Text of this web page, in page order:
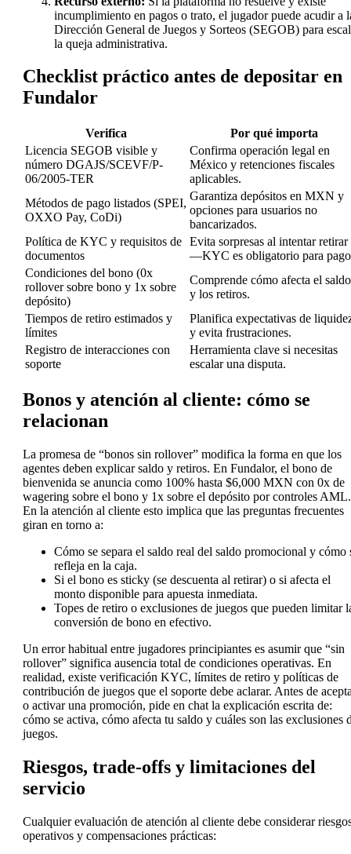
incumplimiento en pagos o trato, el jugador puede acudir a
Dirección General de Juegos y Sorteos (SEGOB) para
la queja administrativa.
Checklist práctico antes de depositar en
Fundalor
Verifica
Por qué importa
Licencia SEGOB visible y
número DGAJS/SCEVF/P-
06/2005-TER
Confirma operación legal en
México y retenciones fiscales
aplicables.
Métodos de pago listados (SPEI,
OXXO Pay, CoDi)
Garantiza depósitos en MXN y
opciones para usuarios no
bancarizados.
Política de KYC y requisitos de
documentos
Evita sorpresas al intentar retirar
—KYC es obligatorio para
Condiciones del bono (0x
rollover sobre bono y 1x sobre
depósito)
Comprende cómo afecta el saldo
y los retiros.
Tiempos de retiro estimados y
límites
Planifica expectativas de
y evita frustraciones.
Registro de interacciones con
soporte
Herramienta clave si necesitas
escalar una disputa.
Bonos y atención al cliente: cómo se
relacionan
La promesa de “bonos sin rollover” modifica la forma en que los
agentes deben explicar saldo y retiros. En Fundalor, el bono de
bienvenida se anuncia como 100% hasta $6,000 MXN con 0x de
wagering sobre el bono y 1x sobre el depósito por controles AML.
En la atención al cliente esto implica que las preguntas frecuentes
giran en torno a:
Cómo se separa el saldo real del saldo promocional y cómo
refleja en la caja.
Si el bono es sticky (se descuenta al retirar) o si afecta el
monto disponible para apuesta inmediata.
Topes de retiro o exclusiones de juegos que pueden limitar
conversión de bono en efectivo.
Un error habitual entre jugadores principiantes es asumir que “sin
rollover” significa ausencia total de condiciones operativas. En
realidad, existe verificación KYC, límites de retiro y políticas de
contribución de juegos que el soporte debe aclarar. Antes de
o activar una promoción, pide en chat la explicación escrita de:
cómo se activa, cómo afecta tu saldo y cuáles son las exclusiones
juegos.
Riesgos, trade-offs y limitaciones del
servicio
Cualquier evaluación de atención al cliente debe considerar
operativos y compensaciones prácticas: